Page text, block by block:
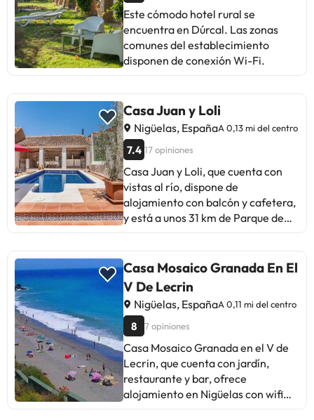
Este cómodo hotel rural se
encuentra en Dúrcal. Las zonas
comunes del establecimiento
Casa Juan y Loli
Nigüelas, EspañaA 0,13 mi del centro
7.4 17 opiniones
Casa Juan y Loli, que cuenta con
vistas al río, dispone de
alojamiento con balcón y cafetera,
y está a unos 31 km de Parque de
está en una zona en la que se
pueden practicar actividades como
senderismo, esquí y ciclismo. La
casa o chalet tiene 4 dormitorios, 2
baños, ropa de cama, toallas, TV,
cocina totalmente equipada y
terraza con vistas a la montaña. La
casa o chalet dispone de
guardaesquíes, además de
barbacoa. Museo San Juan de Dios
Casa Mosaico Granada En El
V De Lecrin
Nigüelas, EspañaA 0,11 mi del centro
8 7 opiniones
Casa Mosaico Granada en el V de
Lecrin, que cuenta con jardín,
restaurante y bar, ofrece
alojamiento en Nigüelas con wifi